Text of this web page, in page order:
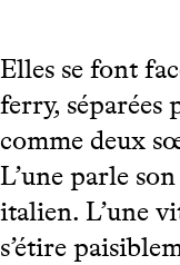
Elles se font
ferry,
comme deux
L’une parle
italien. L’une
s’étire